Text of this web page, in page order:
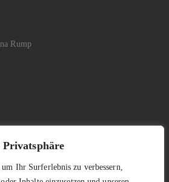
Ihr Surferlebnis zu verbessern,
Rump
Datenschutz Impressum